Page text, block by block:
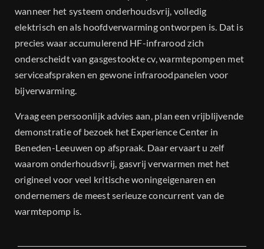
wanneer het systeem onderhoudsvrij, volledig
elektrisch en als hoofdverwarming ontworpen is. Dat is
precies waar accumulerend HF-infrarood zich
onderscheidt van gasgestookte cv, warmtepompen met
serviceafspraken en gewone infraroodpanelen voor
bijverwarming.
Vraag een persoonlijk advies aan, plan een vrijblijvende
demonstratie of bezoek het Experience Center in
Beneden-Leeuwen op afspraak. Daar ervaart u zelf
waarom onderhoudsvrij, gasvrij verwarmen met het
origineel voor veel kritische woningeigenaren en
ondernemers de meest serieuze concurrent van de
warmtepomp is.